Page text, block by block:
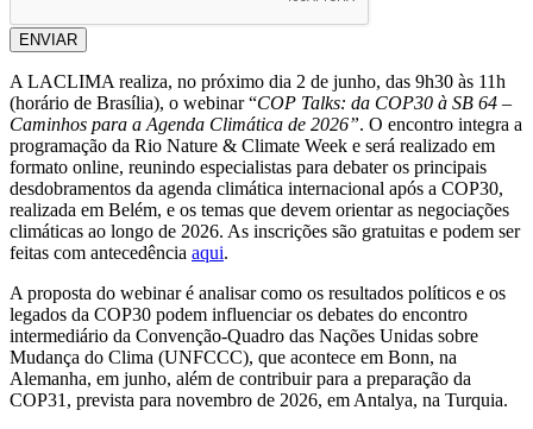
ENVIAR
A LACLIMA realiza, no próximo dia 2 de junho, das 9h30 às 11h
(horário de Brasília), o webinar “COP Talks: da COP30 à SB 64 –
Caminhos para a Agenda Climática de 2026”. O encontro integra a
programação da Rio Nature & Climate Week e será realizado em
formato online, reunindo especialistas para debater os principais
desdobramentos da agenda climática internacional após a COP30,
realizada em Belém, e os temas que devem orientar as negociações
climáticas ao longo de 2026. As inscrições são gratuitas e podem ser
feitas com antecedência aqui.
A proposta do webinar é analisar como os resultados políticos e os
legados da COP30 podem influenciar os debates do encontro
intermediário da Convenção-Quadro das Nações Unidas sobre
Mudança do Clima (UNFCCC), que acontece em Bonn, na
Alemanha, em junho, além de contribuir para a preparação da
COP31, prevista para novembro de 2026, em Antalya, na Turquia.